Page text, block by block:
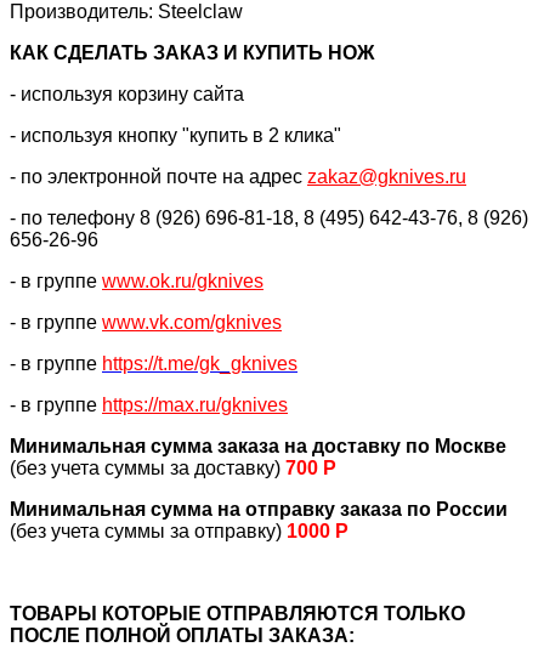
Производитель: Steelclaw
КАК CДЕЛАТЬ ЗАКАЗ И КУПИТЬ НОЖ
- используя корзину сайта
- используя кнопку "купить в 2 клика"
- по электронной почте на адрес zakaz@gknives.ru
- по телефону 8 (926) 696-81-18, 8 (495) 642-43-76, 8 (926)
656-26-96
- в группе www.ok.ru/gknives
- в группе www.vk.com/gknives
- в группе https://t.me/gk_gknives
- в группе https://max.ru/gknives
Минимальная сумма заказа на доставку по Москве
(без учета суммы за доставку) 700 Р
Минимальная сумма на отправку заказа по России
(без учета суммы за отправку) 1000 Р
ТОВАРЫ КОТОРЫЕ ОТПРАВЛЯЮТСЯ ТОЛЬКО
ПОСЛЕ ПОЛНОЙ ОПЛАТЫ ЗАКАЗА: